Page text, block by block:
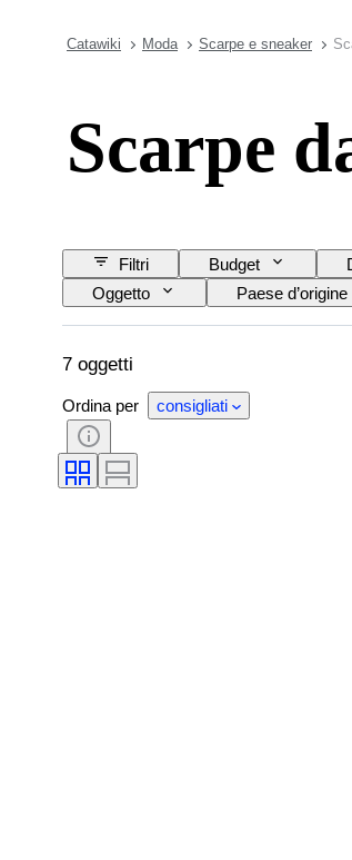
Catawiki Moda Scarpe e sneaker
Scarpe
Filtri Budget
Oggetto
Paese d’origine
Misura di scarpe
7 oggetti
Ordina per consigliati